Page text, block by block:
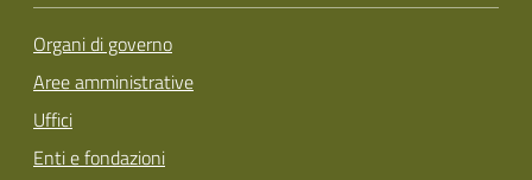
Organi di governo
Aree amministrative
Uffici
Enti e fondazioni